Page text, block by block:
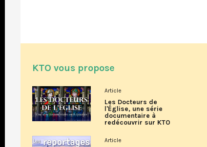
KTO vous propose
Article
Les Docteurs de
l'Église, une série
documentaire à
redécouvrir sur KTO
Article